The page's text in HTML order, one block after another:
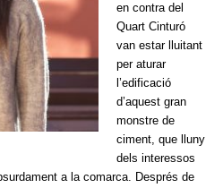
en contra del
Quart Cinturó
van estar lluitant
per aturar
l’edificació
d’aquest gran
monstre de
ciment, que lluny
dels interessos
a la comarca. Després de